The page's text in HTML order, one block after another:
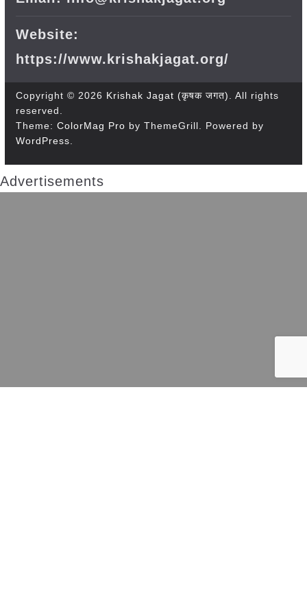
Website:
https://www.krishakjagat.org/
Copyright © 2026 Krishak Jagat (कृषक जगत)
. All rights
reserved.
Theme: ColorMag Pro by ThemeGrill. Powered by
WordPress
Advertisements